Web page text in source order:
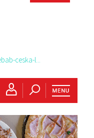
ceska-l...